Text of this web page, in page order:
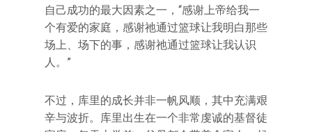
自己成功的最大因素之一，“感谢上帝给我一
个有爱的家庭，感谢祂通过篮球让我明白那些
场上、场下的事，感谢祂通过篮球让我认识
人。”
不过，库里的成长并非一帆风顺，其中充满艰
辛与波折。库里出生在一个非常虔诚的基督徒